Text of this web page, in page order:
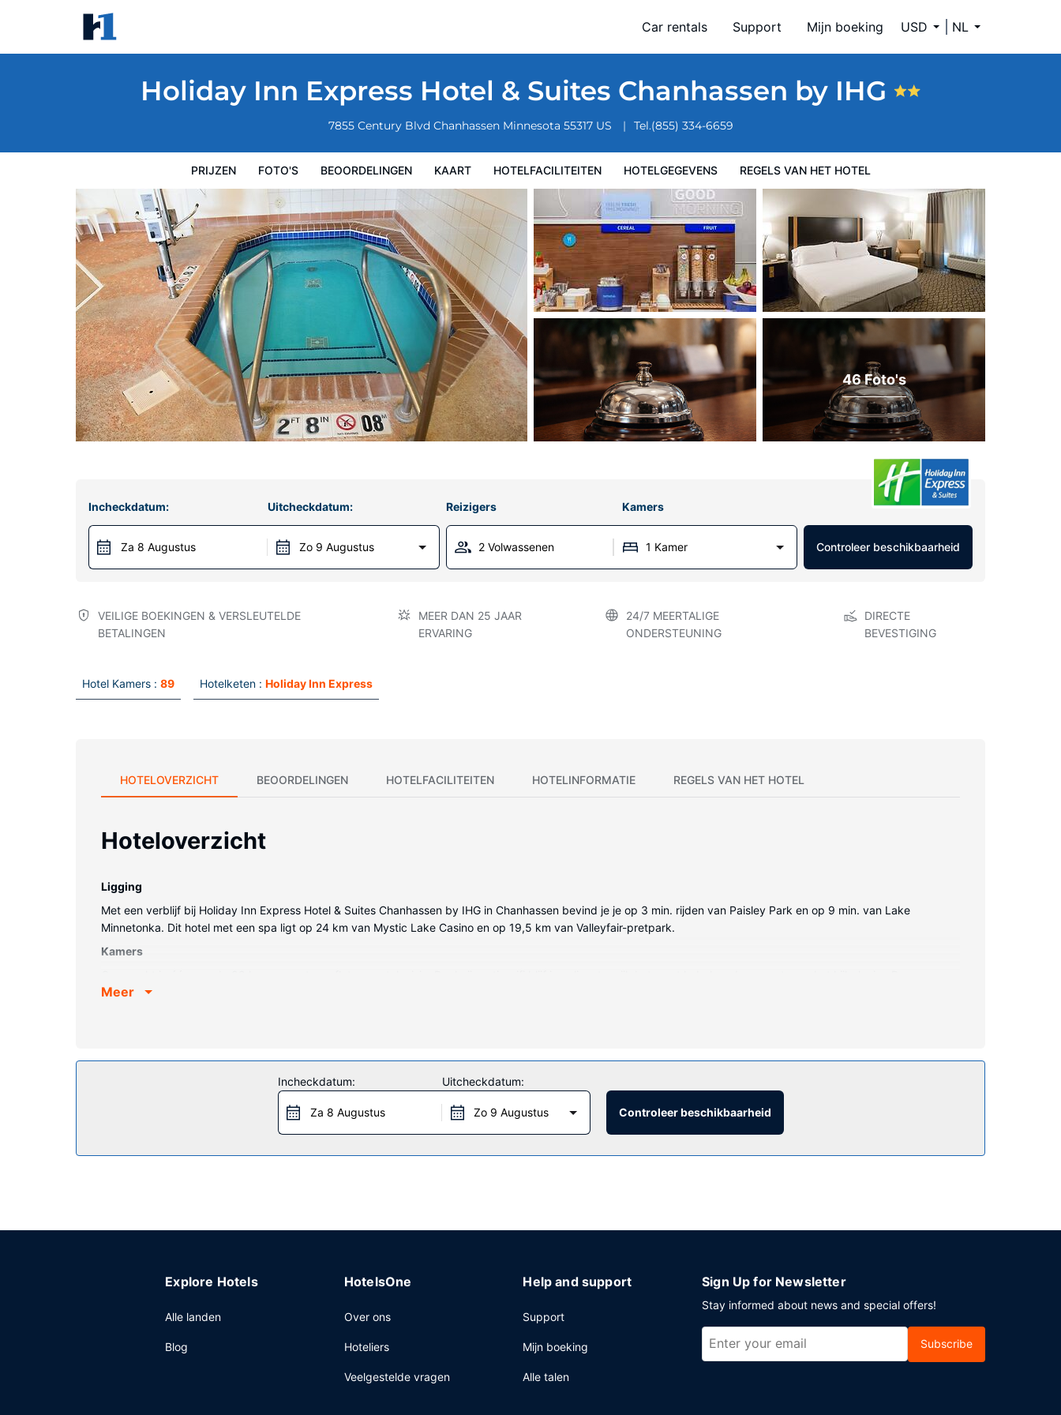
Car rentals Support Mijn boeking USD NL
Holiday Inn Express Hotel & Suites Chanhassen by IHG
7855 Century Blvd Chanhassen Minnesota 55317 US Tel.(855) 334-6659
PRIJZEN FOTO'S BEOORDELINGEN KAART HOTELFACILITEITEN HOTELGEGEVENS REGELS VAN HET HOTEL
Holiday Inn Express Hotel & Suites Chanhassen by IHG
Prijzen
46 Foto's
Incheckdatum:
Za 8 Augustus
Uitcheckdatum:
Zo 9 Augustus
Reizigers Kamers
2 Volwassenen 1 Kamer Controleer beschikbaarheid
VEILIGE BOEKINGEN & VERSLEUTELDE
BETALINGEN
MEER DAN 25 JAAR
ERVARING
24/7 MEERTALIGE
ONDERSTEUNING
DIRECTE
BEVESTIGING
Hotel Kamers : 89 Hotelketen : Holiday Inn Express
HOTELOVERZICHT BEOORDELINGEN HOTELFACILITEITEN HOTELINFORMATIE REGELS VAN HET HOTEL
Hoteloverzicht
Ligging
Met een verblijf bij Holiday Inn Express Hotel & Suites Chanhassen by IHG in Chanhassen bevind je je op 3 min. rijden van Paisley Park en op 9 min. van Lake
Minnetonka. Dit hotel met een spa ligt op 24 km van Mystic Lake Casino en op 19,5 km van Valleyfair-pretpark.
Kamers
privébadkamers met een bad hebben gratis toiletartikelen en haardrogers. Voorzieningen zijn bijvoorbeeld een bureau, een koffiezetapparaat/waterkoker en een
bubbelbad en een 24-uurs fitnesscentrum vast wel leuk. Andere kenmerken van dit hotel zijn gratis wifi, een open haard in de lobby en gratis gebruik van het
Dagelijks kun je van 06.00 uur tot 09.30 uur genieten van een gratis uitgebreid ontbijt.
Meer
Incheckdatum:
Za 8 Augustus
Uitcheckdatum:
Zo 9 Augustus Controleer beschikbaarheid
Explore Hotels
Alle landen
Blog
HotelsOne
Over ons
Hoteliers
Veelgestelde vragen
Help and support
Support
Mijn boeking
Alle talen
Sign Up for Newsletter
Stay informed about news and special offers!
Subscribe